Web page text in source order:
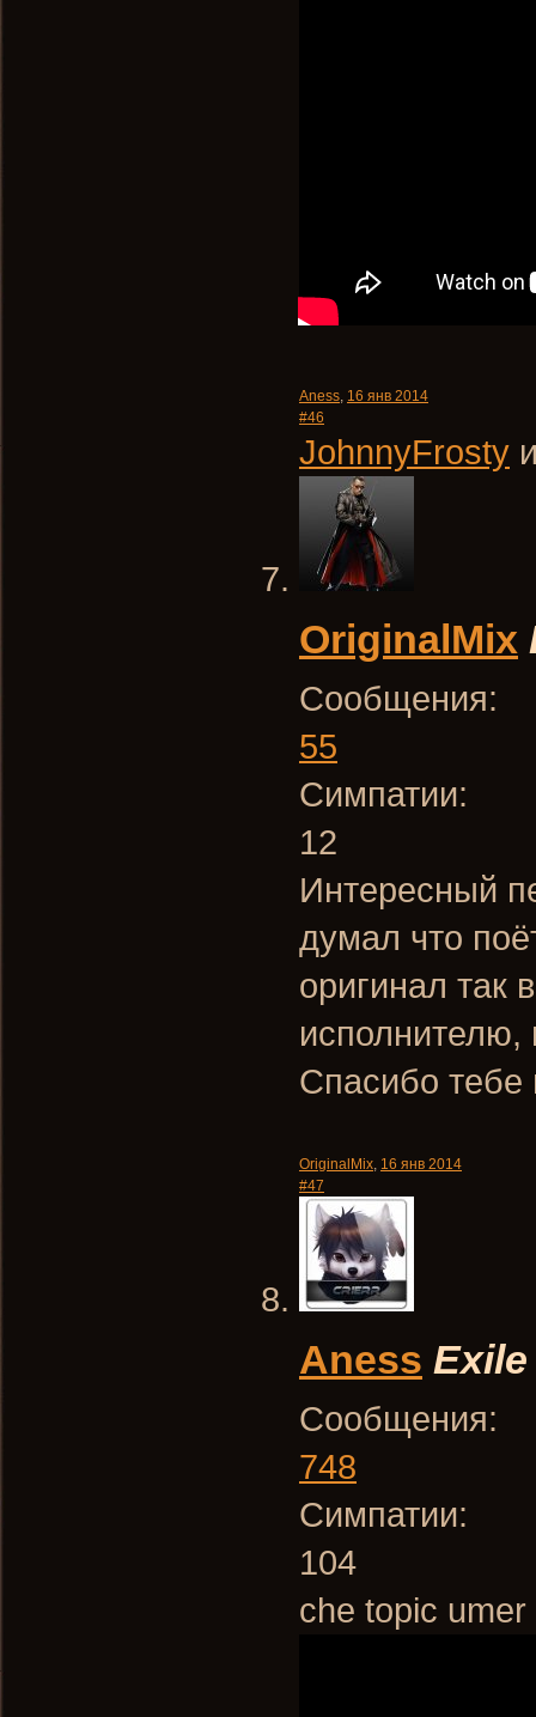
Aness, 16 янв 2014
#46
JohnnyFrosty
OriginalMix
Сообщения:
55
Симпатии:
12
Интересный
думал что
оригинал так
исполнителю,
Спасибо тебе
OriginalMix, 16 янв 2014
#47
Aness Exile
Сообщения:
748
Симпатии:
104
che topic umer